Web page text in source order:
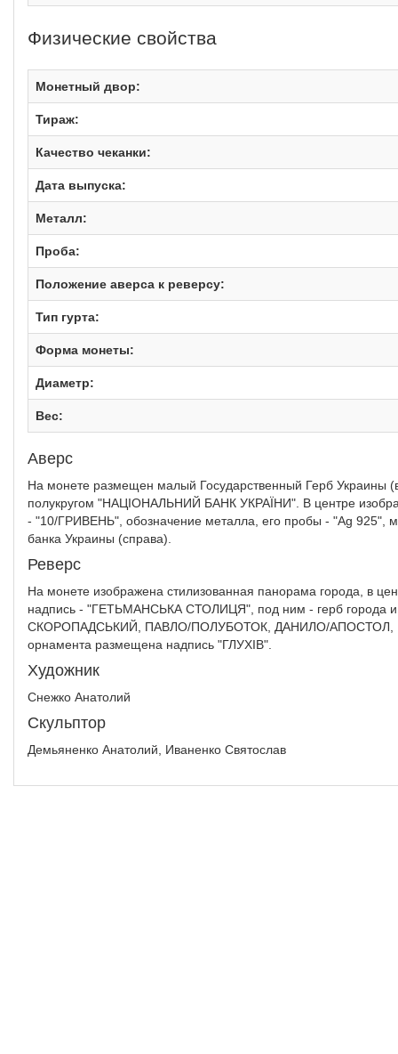
Физические свойства
Монетный двор:
Тираж:
Качество чеканки:
Дата выпуска:
Металл:
Проба:
Положение аверса к реверсу:
Тип гурта:
Форма монеты:
Диаметр:
Вес:
Аверс
На монете размещен малый Государственный Герб Украины
полукругом "НАЦІОНАЛЬНИЙ БАНК УКРАЇНИ". В центре
- "10/ГРИВЕНЬ", обозначение металла, его пробы - "Ag 925",
банка Украины (справа).
Реверс
На монете изображена стилизованная панорама города, в
надпись - "ГЕТЬМАНСЬКА СТОЛИЦЯ", под ним - герб города и
СКОРОПАДСЬКИЙ, ПАВЛО/ПОЛУБОТОК, ДАНИЛО/АПОСТОЛ,
орнамента размещена надпись "ГЛУХІВ".
Художник
Снежко Анатолий
Скульптор
Демьяненко Анатолий, Иваненко Святослав